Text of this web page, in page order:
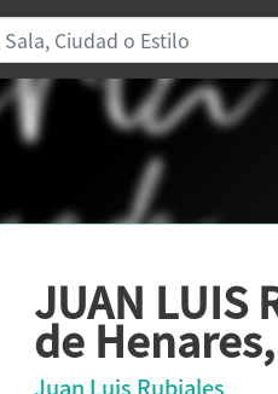
JUAN LUIS
de
Juan Luis Rubiales